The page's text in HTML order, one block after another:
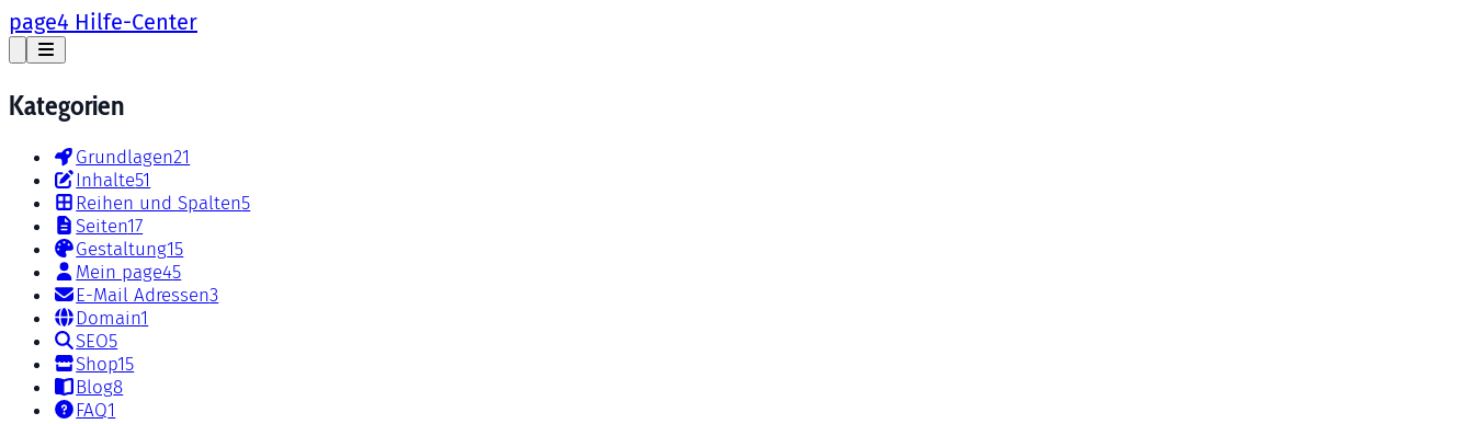
page4 Hilfe-Center
Kategorien
Grundlagen21
Inhalte51
Reihen und Spalten5
Seiten17
Gestaltung15
Mein page45
E-Mail Adressen3
Domain1
SEO5
Shop15
Blog8
FAQ1